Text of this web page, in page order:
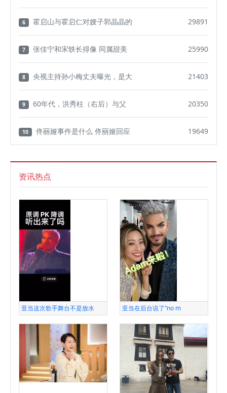
6 霍启山与霍启仁对嫂子郭晶晶的 29891
7 张佳宁和宋轶长得像 同属甜美 25990
8 央视主持孙小梅丈夫曝光，是大 21403
9 60年代，洪秀柱（右后）与父 20350
10 佟丽娅事件是什么 佟丽娅回应 19649
资讯热点
亚当这次歌手舞台不是放水 亚当在后台说了“no m